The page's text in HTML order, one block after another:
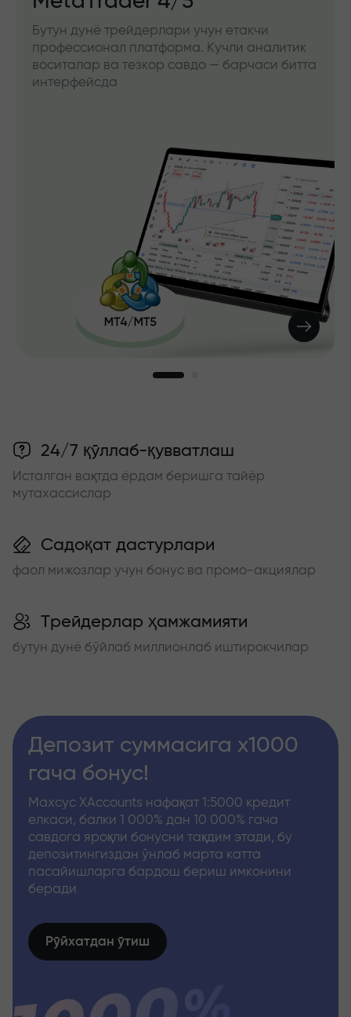
Бутун дунё трейдерлари учун етакчи
профессионал платформа. Кучли аналитик
воситалар ва тезкор савдо — барчаси битта
интерфейсда
24/7 қўллаб-қувватлаш
Исталган вақтда ёрдам беришга тайёр
мутахассислар
Садоқат дастурлари
фаол мижозлар учун бонус ва промо-акциялар
Трейдерлар ҳамжамияти
бутун дунё бўйлаб миллионлаб иштирокчилар
Депозит суммасига x1000
гача бонус!
Махсус XAccounts нафақат 1:5000 кредит
елкаси, балки 1 000% дан 10 000% гача
савдога яроқли бонусни тақдим этади, бу
депозитингиздан ўнлаб марта катта
пасайишларга бардош бериш имконини
беради
Рўйхатдан ўтиш